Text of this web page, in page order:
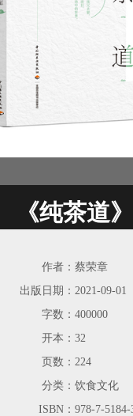
《纯茶道》
作者： 蔡荣章
出版日期： 2021-09-01
字数： 400000
开本： 32
页数： 224
分类： 饮食文化
ISBN： 978-7-5184-